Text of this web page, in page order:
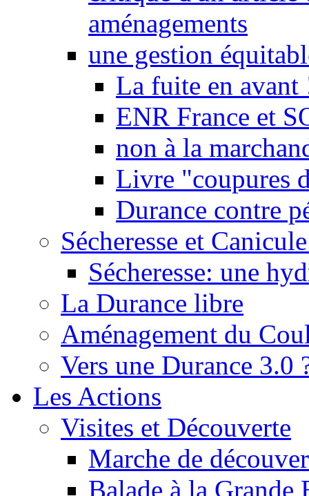
aménagements
une gestion
La fuite en avant
ENR France et
non à la
Livre "coupures
Durance contre
Sécheresse et
Sécheresse: une
La Durance libre
Aménagement du
Vers une Durance 3.0
Les Actions
Visites et Découverte
Marche de
Balade à la Grande